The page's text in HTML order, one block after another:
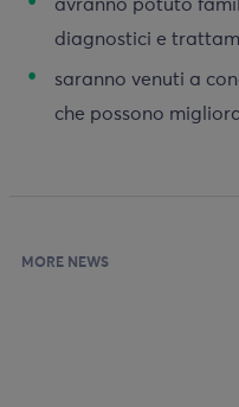
avranno potuto
diagnostici e
saranno venuti a
che possono
MORE NEWS